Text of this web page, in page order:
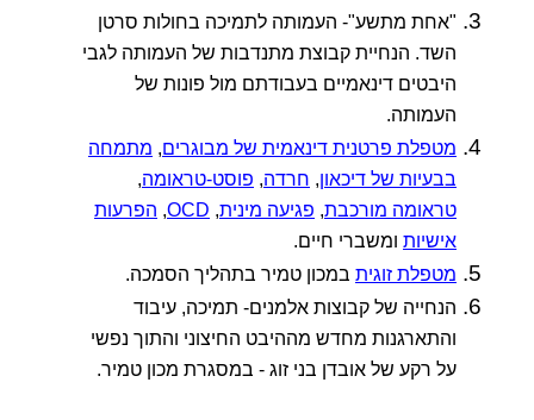
"אחת מתשע"- העמותה לתמיכה בחולות סרטן
השד. הנחיית קבוצת מתנדבות של העמותה לגבי
היבטים דינאמיים בעבודתם מול פונות של
העמותה.
מטפלת פרטנית דינאמית של מבוגרים, מתמחה
בבעיות של דיכאון, חרדה, פוסט-טראומה,
טראומה מורכבת, פגיעה מינית,
OCD
, הפרעות
אישיות ומשברי חיים.
מטפלת זוגית במכון טמיר בתהליך הסמכה.
הנחייה של קבוצות אלמנים- תמיכה, עיבוד
והתארגנות מחדש מההיבט החיצוני והתוך נפשי
על רקע של אובדן בני זוג - במסגרת מכון טמיר.